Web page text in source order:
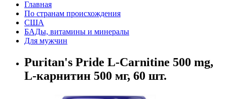
Главная
По странам происхождения
США
БАДы, витамины и минералы
Для мужчин
Puritan's Pride L-Carnitine 500 mg,
L-карнитин 500 мг, 60 шт.